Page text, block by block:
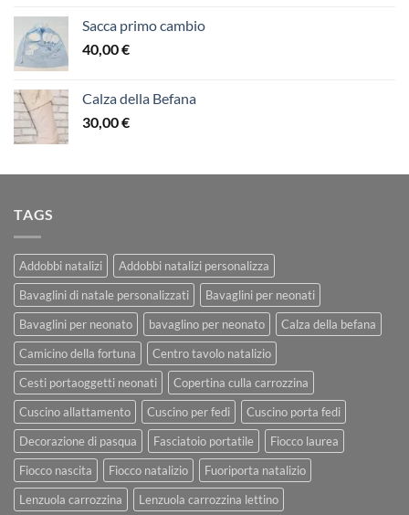
Sacca primo cambio
40,00€
Calza della Befana
30,00€
TAGS
Addobbi natalizi
Addobbi natalizi personalizza
Bavaglini di natale personalizzati
Bavaglini per neonati
Bavaglini per neonato
bavaglino per neonato
Calza della befana
Camicino della fortuna
Centro tavolo natalizio
Cesti portaoggetti neonati
Copertina culla carrozzina
Cuscino allattamento
Cuscino per fedi
Cuscino porta fedi
Decorazione di pasqua
Fasciatoio portatile
Fiocco laurea
Fiocco nascita
Fiocco natalizio
Fuoriporta natalizio
Lenzuola carrozzina
Lenzuola carrozzina lettino